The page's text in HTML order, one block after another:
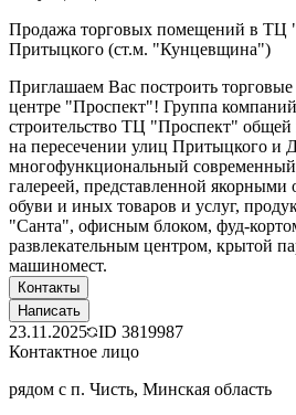
Продажа торговых помещений в
Притыцкого (ст.м. "Кунцевщина")
Приглашаем Вас построить
центре "Проспект"! Группа
строительство ТЦ "Проспект"
на пересечении улиц Притыцкого и
многофункциональный современный
галереей, представленной
обуви и иных товаров и услуг,
"Санта", офисным блоком, фуд-
развлекательным центром, крытой
машиномест.
Контакты
Написать
23.11.2025 ID 3819987
Контактное лицо
рядом с п. Чисть, Минская область